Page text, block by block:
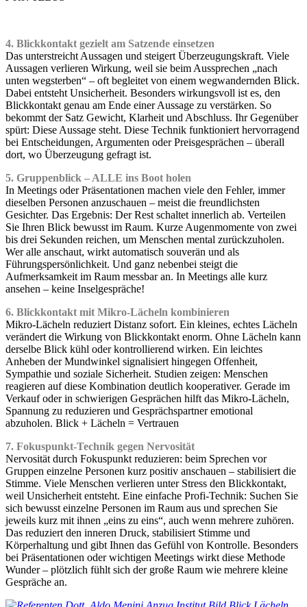
4. Blickkontakt gezielt am Satzende einsetzen
Das unterstreicht Aussagen und steigert Überzeugungskraft. Viele
Aussagen verlieren Wirkung, weil sie beim Aussprechen „nach
unten wegsterben“ – oft begleitet von einem wegwandernden Blick.
Dabei entsteht Unsicherheit. Besonders wirkungsvoll ist es, den
Blickkontakt genau am Ende einer Aussage zu verstärken. So
bekommt der Satz Gewicht, Klarheit und Abschluss. Ihr Gegenüber
spürt: Diese Aussage steht. Diese Technik funktioniert hervorragend
bei Entscheidungen, Argumenten oder Preisgesprächen – überall
dort, wo Überzeugung gefragt ist.
5. Gruppenblick – ALLE ins Boot holen
In Meetings oder Präsentationen machen viele den Fehler, immer
dieselben Personen anzuschauen – meist die freundlichsten
Gesichter. Das Ergebnis: Der Rest schaltet innerlich ab. Verteilen
Sie Ihren Blick bewusst im Raum. Kurze Augenmomente von zwei
bis drei Sekunden reichen, um Menschen mental zurückzuholen.
Wer alle anschaut, wirkt automatisch souverän und als
Führungspersönlichkeit. Und ganz nebenbei steigt die
Aufmerksamkeit im Raum messbar an. In Meetings alle kurz
ansehen – keine Inselgespräche!
6. Blickkontakt mit Mikro-Lächeln kombinieren
Mikro-Lächeln reduziert Distanz sofort. Ein kleines, echtes Lächeln
verändert die Wirkung von Blickkontakt enorm. Ohne Lächeln kann
derselbe Blick kühl oder kontrollierend wirken. Ein leichtes
Anheben der Mundwinkel signalisiert hingegen Offenheit,
Sympathie und soziale Sicherheit. Studien zeigen: Menschen
reagieren auf diese Kombination deutlich kooperativer. Gerade im
Verkauf oder in schwierigen Gesprächen hilft das Mikro-Lächeln,
Spannung zu reduzieren und Gesprächspartner emotional
abzuholen. Blick + Lächeln = Vertrauen
7. Fokuspunkt-Technik gegen Nervosität
Nervosität durch Fokuspunkt reduzieren: beim Sprechen vor
Gruppen einzelne Personen kurz positiv anschauen – stabilisiert die
Stimme. Viele Menschen verlieren unter Stress den Blickkontakt,
weil Unsicherheit entsteht. Eine einfache Profi-Technik: Suchen Sie
sich bewusst einzelne Personen im Raum aus und sprechen Sie
jeweils kurz mit ihnen „eins zu eins“, auch wenn mehrere zuhören.
Das reduziert den inneren Druck, stabilisiert Stimme und
Körperhaltung und gibt Ihnen das Gefühl von Kontrolle. Besonders
bei Präsentationen oder wichtigen Meetings wirkt diese Methode
Wunder – plötzlich fühlt sich der große Raum wie mehrere kleine
Gespräche an.